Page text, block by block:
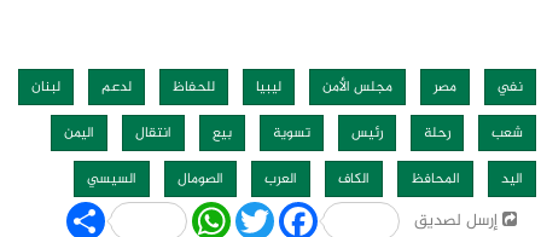
نفي مصر مجلس الأمن ليبيا للحفاظ لدعم
لبنان
شعب
رحلة رئيس تسوية بيع انتقال
اليمن
اليد
المحافظ الكاف العرب الصومال السيسي
إرسل لصديق Share WhatsApp
Twitter Facebook